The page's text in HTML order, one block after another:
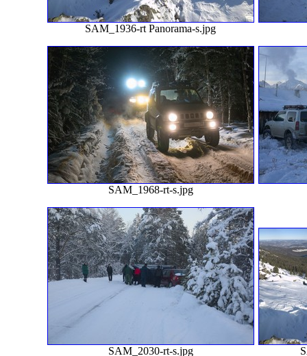
SAM_1936-rt Panorama-s.jpg
SAM_1968-rt-s.jpg
SAM_2030-rt-s.jpg